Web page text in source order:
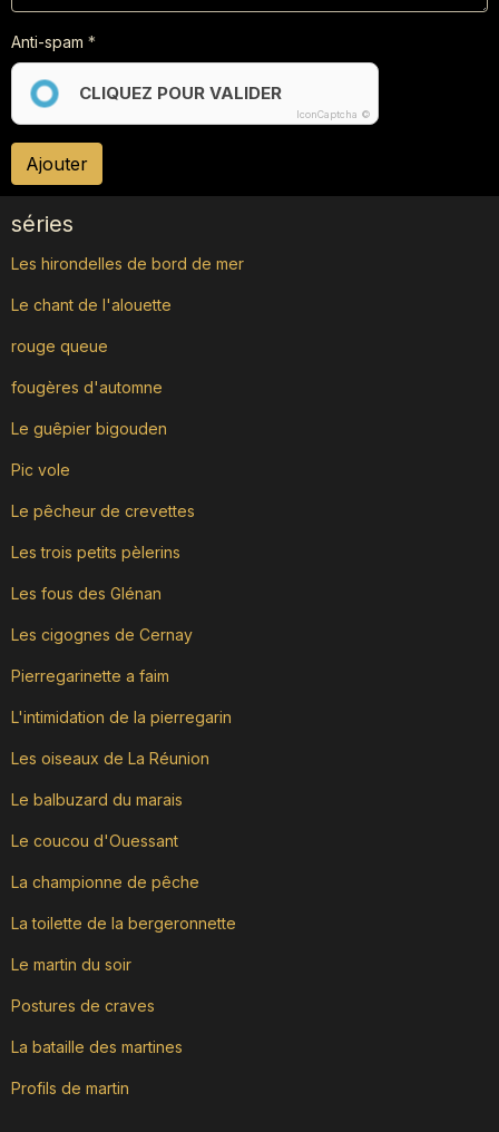
Anti-spam
CLIQUEZ POUR VALIDER
IconCaptcha ©
Ajouter
séries
Les hirondelles de bord de mer
Le chant de l'alouette
rouge queue
fougères d'automne
Le guêpier bigouden
Pic vole
Le pêcheur de crevettes
Les trois petits pèlerins
Les fous des Glénan
Les cigognes de Cernay
Pierregarinette a faim
L'intimidation de la pierregarin
Les oiseaux de La Réunion
Le balbuzard du marais
Le coucou d'Ouessant
La championne de pêche
La toilette de la bergeronnette
Le martin du soir
Postures de craves
La bataille des martines
Profils de martin